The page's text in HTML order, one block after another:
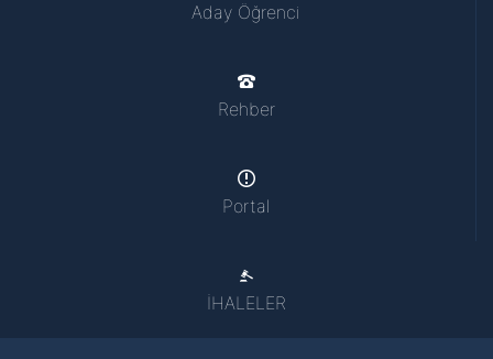
Aday Öğrenci
Rehber
Portal
İHALELER